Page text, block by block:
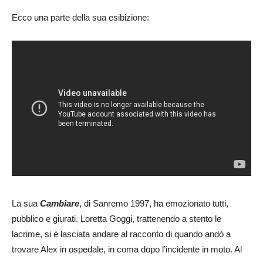
Ecco una parte della sua esibizione:
La sua Cambiare, di Sanremo 1997, ha emozionato tutti,
pubblico e giurati. Loretta Goggi, trattenendo a stento le
lacrime, si è lasciata andare al racconto di quando andò a
trovare Alex in ospedale, in coma dopo l’incidente in moto. Al